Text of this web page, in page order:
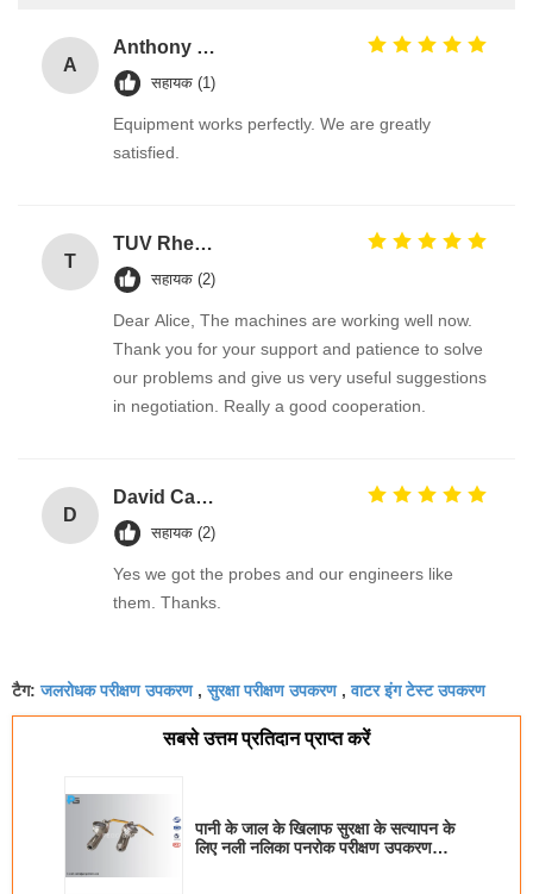
A
Anthony Nikitin
सहायक (1)
Equipment works perfectly. We are greatly
satisfied.
T
TUV Rheiland
सहायक (2)
Dear Alice, The machines are working well now.
Thank you for your support and patience to solve
our problems and give us very useful suggestions
in negotiation. Really a good cooperation.
D
David Calabro
सहायक (2)
Yes we got the probes and our engineers like
them. Thanks.
टैग:जलरोधक परीक्षण उपकरण,सुरक्षा परीक्षण उपकरण,वाटर इंग टेस्ट उपकरण
सबसे उत्तम प्रतिदान प्राप्त करें
पानी के जाल के खिलाफ सुरक्षा के सत्यापन के
लिए नली नलिका पनरोक परीक्षण उपकरण